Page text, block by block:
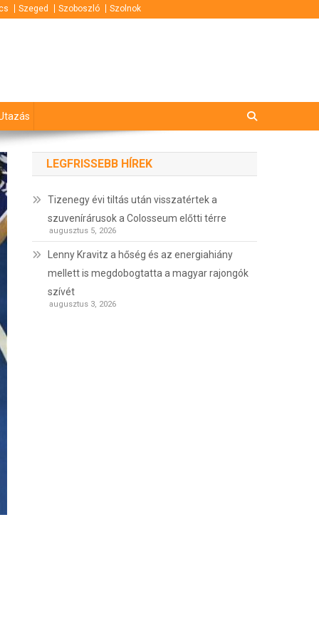
Szeged Szoboszló Szolnok
LEGFRISSEBB HÍREK
Tizenegy évi tiltás után visszatértek a
szuvenírárusok a Colosseum előtti térre
augusztus 5, 2026
Lenny Kravitz a hőség és az energiahiány
mellett is megdobogtatta a magyar rajongók
szívét
augusztus 3, 2026